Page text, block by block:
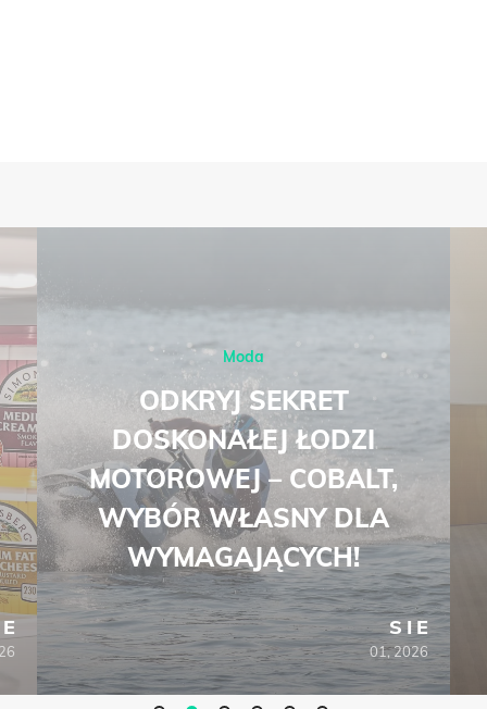
Moda
ODKRYJ SEKRET
DOSKONAŁEJ ŁODZI
MOTOROWEJ – COBALT,
WYBÓR WŁASNY DLA
WYMAGAJĄCYCH!
SIE
01, 2026